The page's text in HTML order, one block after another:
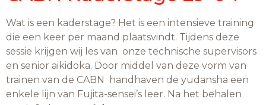
Wat is een kaderstage? Het is een intensieve training
die een keer per maand plaatsvindt. Tijdens deze
sessie krijgen wij les van onze technische supervisors
en senior aikidoka. Door middel van deze vorm van
trainen van de CABN handhaven de yudansha een
enkele lijn van Fujita-sensei’s leer. Na het behalen